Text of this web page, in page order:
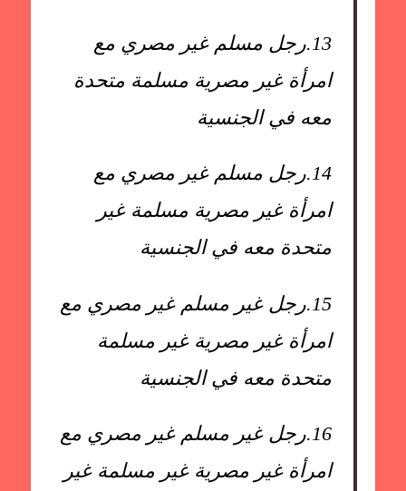
13. رجل مسلم غير مصري مع
امرأة غير مصرية مسلمة متحدة
معه في الجنسية
14. رجل مسلم غير مصري مع
امرأة غير مصرية مسلمة غير
متحدة معه في الجنسية
15. رجل غير مسلم غير مصري مع
امرأة غير مصرية غير مسلمة
متحدة معه في الجنسية
16. رجل غير مسلم غير مصري مع
امرأة غير مصرية غير مسلمة غير